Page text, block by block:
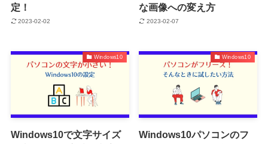
定！
2023-02-02
な画像への変え方
2023-02-07
Windows10
Windows10で文字サイズ
Windows10
Windows10パソコンのフ